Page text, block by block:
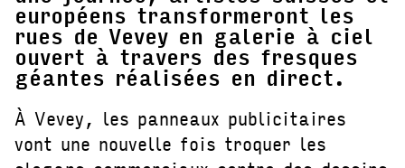
européens transformeront les
rues de Vevey en galerie à ciel
ouvert à travers des fresques
géantes réalisées en direct.
À Vevey, les panneaux publicitaires
vont une nouvelle fois troquer les